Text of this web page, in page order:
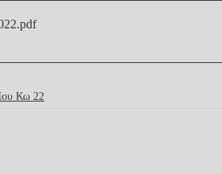
.pdf
Κω 22